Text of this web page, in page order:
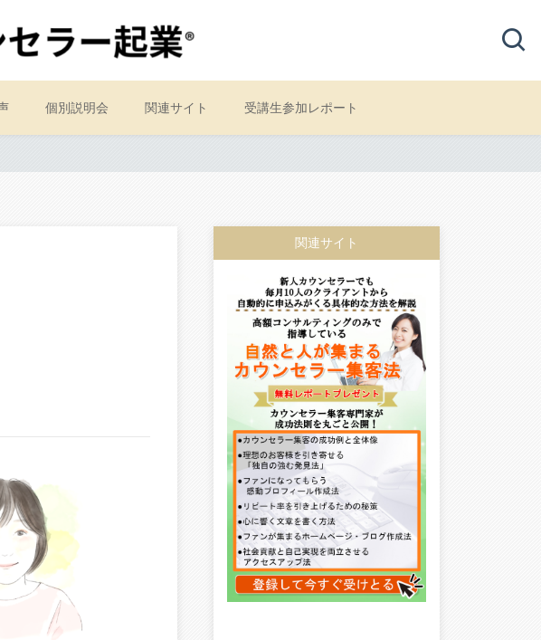
個別説明会 関連サイト 受講生参加レポート
関連サイト